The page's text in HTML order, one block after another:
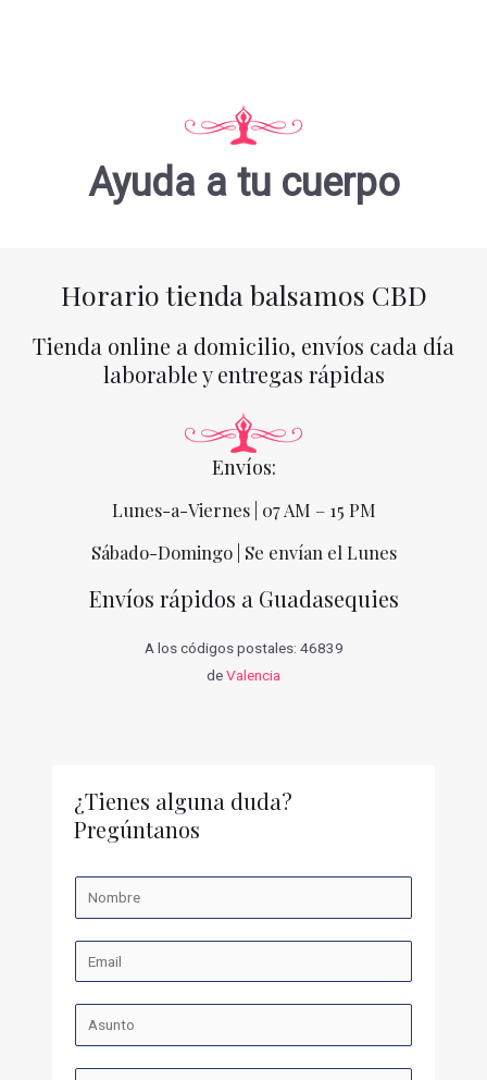
Ayuda a tu cuerpo
Horario tienda balsamos CBD
Tienda online a domicilio, envíos cada día
laborable y entregas rápidas
Envíos:
Lunes-a-Viernes | 07 AM – 15 PM
Sábado-Domingo | Se envían el Lunes
Envíos rápidos a Guadasequies
A los códigos postales: 46839
deValencia
¿Tienes alguna duda?
Pregúntanos